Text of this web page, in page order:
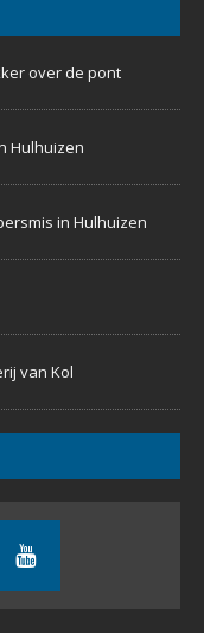
over de pont
Hulhuizen
in Hulhuizen
van Kol